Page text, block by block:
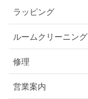
ラッピング
ルームクリーニング
修理
営業案内